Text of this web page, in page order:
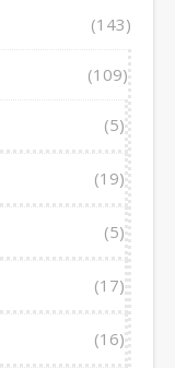
(143)
(109)
(5)
(19)
(5)
(17)
(16)